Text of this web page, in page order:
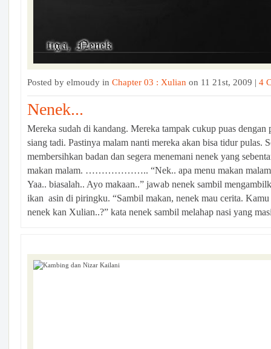
Posted by elmoudy in Chapter 03 : Xulian on 11 21st, 2009 | 4
Nenek...
Mereka sudah di kandang. Mereka tampak cukup puas dengan
siang tadi. Pastinya malam nanti mereka akan bisa tidur pulas.
membersihkan badan dan segera menemani nenek yang
makan malam. ……………….. “Nek.. apa menu makan malam
Yaa.. biasalah.. Ayo makaan..” jawab nenek sambil
ikan asin di piringku. “Sambil makan, nenek mau cerita. Kamu
nenek kan Xulian..?” kata nenek sambil melahap nasi yang